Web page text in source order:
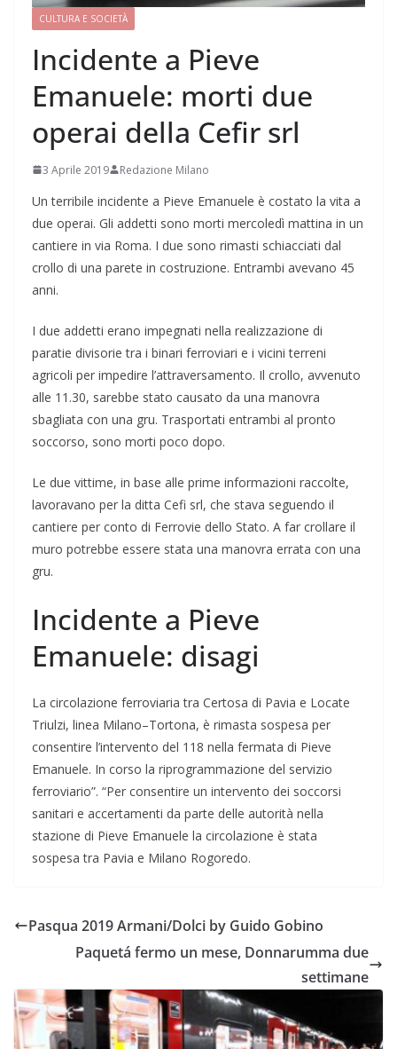
CULTURA E SOCIETÀ
Incidente a Pieve
Emanuele: morti due
operai della Cefir srl
3 Aprile 2019 Redazione Milano
Un terribile incidente a Pieve Emanuele è costato la vita a
due operai. Gli addetti sono morti mercoledì mattina in un
cantiere in via Roma. I due sono rimasti schiacciati dal
crollo di una parete in costruzione. Entrambi avevano 45
anni.
I due addetti erano impegnati nella realizzazione di
paratie divisorie tra i binari ferroviari e i vicini terreni
agricoli per impedire l’attraversamento. Il crollo, avvenuto
alle 11.30, sarebbe stato causato da una manovra
sbagliata con una gru. Trasportati entrambi al pronto
soccorso, sono morti poco dopo.
Le due vittime, in base alle prime informazioni raccolte,
lavoravano per la ditta Cefi srl, che stava seguendo il
cantiere per conto di Ferrovie dello Stato. A far crollare il
muro potrebbe essere stata una manovra errata con una
gru.
Incidente a Pieve
Emanuele: disagi
La circolazione ferroviaria tra Certosa di Pavia e Locate
Triulzi, linea Milano–Tortona, è rimasta sospesa per
consentire l’intervento del 118 nella fermata di Pieve
Emanuele. In corso la riprogrammazione del servizio
ferroviario”. “Per consentire un intervento dei soccorsi
sanitari e accertamenti da parte delle autorità nella
stazione di Pieve Emanuele la circolazione è stata
sospesa tra Pavia e Milano Rogoredo.
Pasqua 2019 Armani/Dolci by Guido Gobino
Paquetá fermo un mese, Donnarumma due
settimane